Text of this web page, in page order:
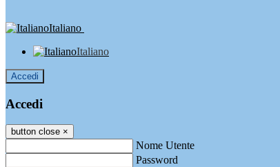
Italiano
Italiano
Accedi
Accedi
button close ×
Nome Utente
Password